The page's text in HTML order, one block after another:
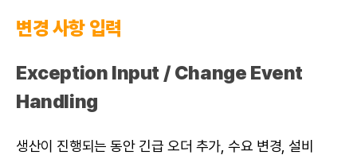
변경 사항 입력
Exception Input / Change Event
Handling
생산이 진행되는 동안 긴급 오더 추가, 수요 변경, 설비